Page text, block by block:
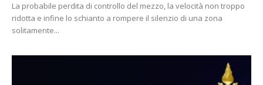
La probabile perdita di controllo del mezzo, la velocità non troppo
ridotta e infine lo schianto a rompere il silenzio di una zona
solitamente...